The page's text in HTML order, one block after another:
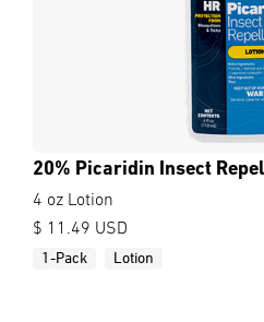
20% Picaridin Insect
4 oz Lotion
$ 11.49 USD
1-Pack Lotion